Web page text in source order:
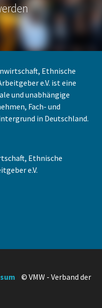
Ethnische
e.V. ist eine
und unabhängige
Fach- und
in Deutschland.
Ethnische
e.V.
© VMW - Verband der